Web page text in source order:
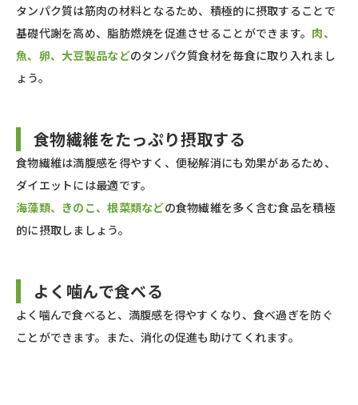
タンパク質は筋肉の材料となるため、積極的に摂取することで
基礎代謝を高め、脂肪燃焼を促進させることができます。 肉、
魚、卵、大豆製品などのタンパク質食材を毎食に取り入れまし
ょう。
食物繊維をたっぷり摂取する
食物繊維は満腹感を得やすく、便秘解消にも効果があるため、
ダイエットには最適です。
海藻類、きのこ、根菜類などの食物繊維を多く含む食品を積極
的に摂取しましょう。
よく噛んで食べる
よく噛んで食べると、満腹感を得やすくなり、食べ過ぎを防ぐ
ことができます。また、消化の促進も助けてくれます。